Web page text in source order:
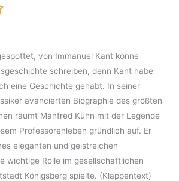
von Immanuel Kant könne
schreiben, denn Kant habe
eine Geschichte gehabt. In seiner
avancierten Biographie des größten
räumt Manfred Kühn mit der Legende
Professorenleben gründlich auf. Er
eleganten und geistreichen
wichtige Rolle im gesellschaftlichen
Königsberg spielte. (Klappentext)